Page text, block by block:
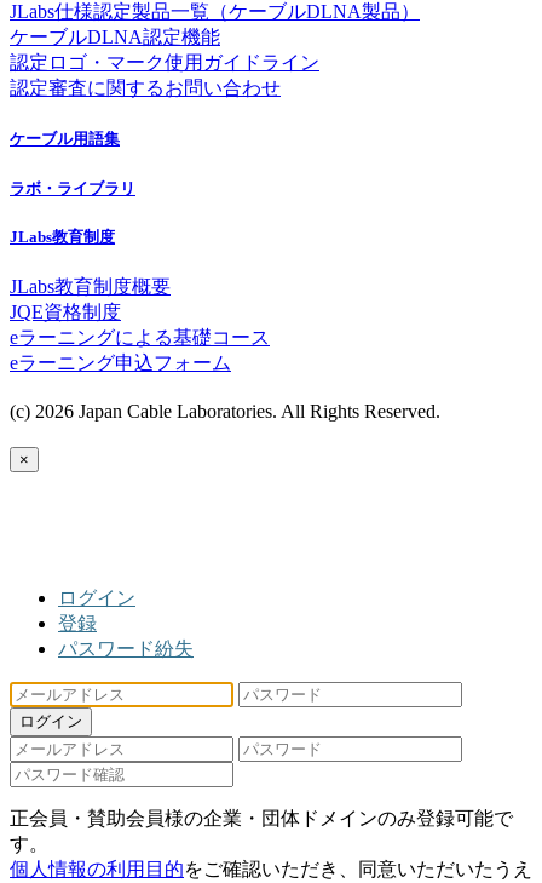
JLabs仕様認定製品一覧（ケーブルDLNA製品）
ケーブルDLNA認定機能
認定ロゴ・マーク使用ガイドライン
認定審査に関するお問い合わせ
ケーブル用語集
ラボ・ライブラリ
JLabs教育制度
JLabs教育制度概要
JQE資格制度
eラーニングによる基礎コース
eラーニング申込フォーム
(c) 2026 Japan Cable Laboratories. All Rights Reserved.
×
ログイン
登録
パスワード紛失
ログイン
正会員・賛助会員様の企業・団体ドメインのみ登録可能で
す。
個人情報の利用目的をご確認いただき、同意いただいたうえ